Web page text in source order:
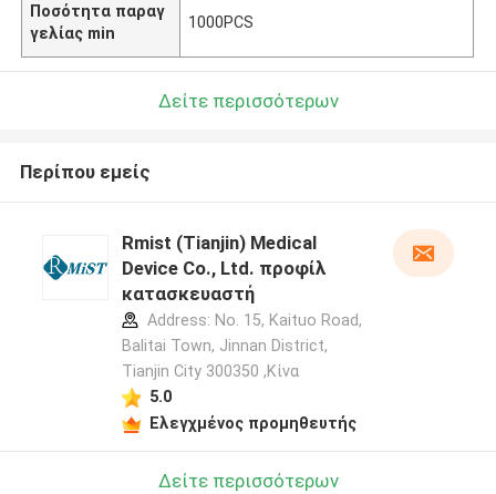
Ποσότητα παραγ
γελίας min
1000PCS
Δείτε περισσότερων
Περίπου εμείς
Rmist (Tianjin) Medical
Device Co., Ltd. προφίλ
κατασκευαστή
Address: No. 15, Kaituo Road,
Balitai Town, Jinnan District,
Tianjin City 300350 ,Κίνα
5.0
Ελεγχμένος προμηθευτής
Δείτε περισσότερων